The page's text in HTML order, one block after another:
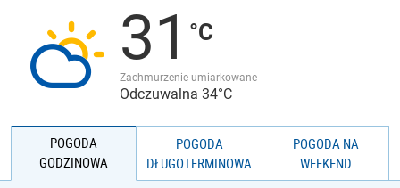
JAKOŚĆ POWIETRZA31
Zachmurzenie umiarkowane
Odczuwalna 34°C
POGODA
GODZINOWA
POGODA
DŁUGOTERMINOWA
POGODA NA
WEEKEND